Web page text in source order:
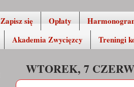
Zapisz się Opłaty
Akademia Zwycięzcy Treningi
WTOREK, 7